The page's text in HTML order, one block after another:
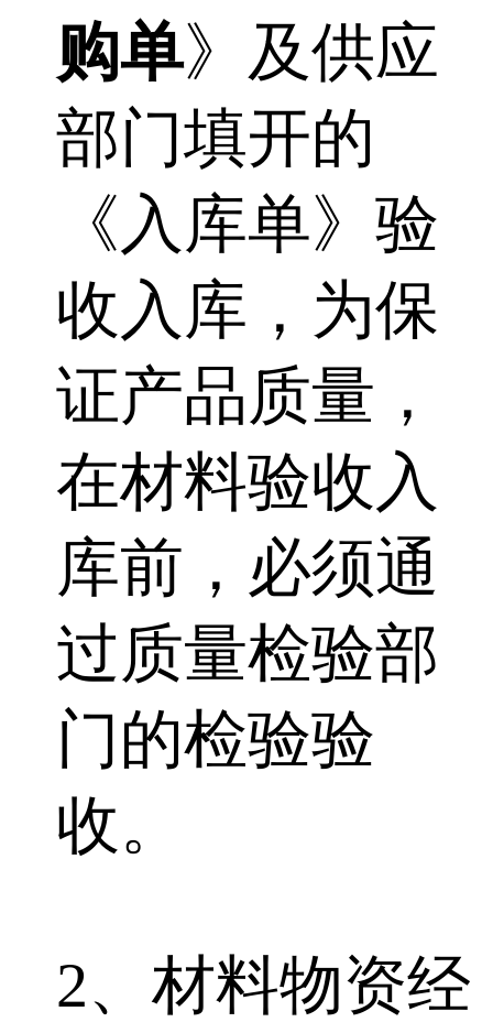
购单》及供应
部门填开的
《入库单》验
收入库，为保
证产品质量，
在材料验收入
库前，必须通
过质量检验部
门的检验验
收。
2、材料物资经